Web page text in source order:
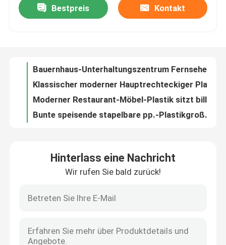
Über uns
Qualitätskontrolle
Treten Sie mit uns in Verbindung
Hauptraum-Möbel
Esszimmer-Möbel
Bestpreis Kontakt
Bauernhaus-Unterhaltungszentrum Fernsehen stehen moderne Kabinett Fernsehluxuskonsole
Nordische moderne Plastikluxusmöbel-italienischer Küchen-Abendessen-Stuhl
Hochwertiger stuhlkaffeestube-Geschirrsatz der Fabrik pp. Plastik, kundengebundenes Zusammenbringen
Heiße und bunte klassische Plastikrestaurant-Stühle können, mit niedrigem Preis und großer Belastbarkeit gestapelt werden
Hinterlass eine Nachricht
Wir rufen Sie bald zurück!